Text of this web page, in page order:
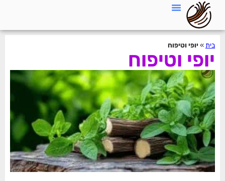
בית » יופי וטיפוח
יופי וטיפוח